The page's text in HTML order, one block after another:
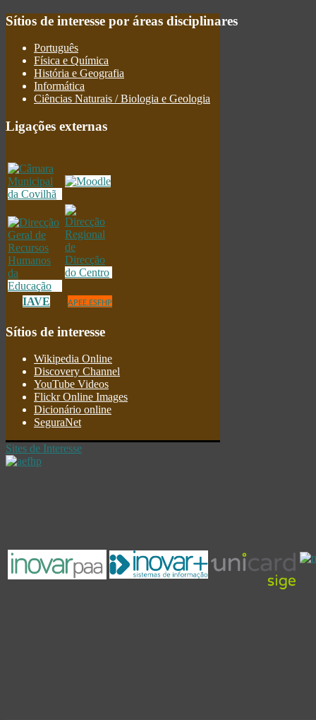
Sítios de interesse por áreas disciplinares
Português
Física e Química
História e Geografia
Informática
Ciências Naturais / Biologia e Geologia
Ligações externas
IAVE APEE.ESFHP
Sítios de interesse
Wikipedia Online
Discovery Channel
YouTube Videos
Flickr Online Images
Dicionário online
SeguraNet
Sites de Interesse